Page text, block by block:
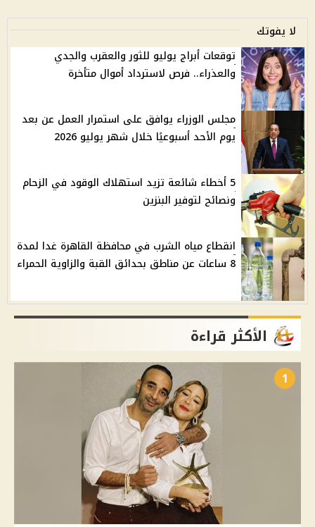
لا يفوتك
توقعات أبراج يوليو للثور والعقرب والجدي
والعذراء.. فرص لاسترداد أموال متأخرة
مجلس الوزراء يوافق على استمرار العمل عن بعد
يوم الأحد أسبوعيًا خلال شهر يوليو 2026
5 أخطاء شائعة تزيد استهلاك الوقود في الزحام
ونصائح لتوفير البنزين
انقطاع مياه الشرب في محافظة القاهرة غدا لمدة
8 ساعات عن مناطق بحدائق القبة والزاوية الحمراء
الأكثر قراءة
1